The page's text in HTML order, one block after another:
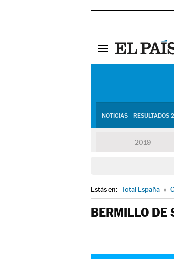
NOTICIAS RESULTADOS
2019
Estás en: Total España »
BERMILLO DE